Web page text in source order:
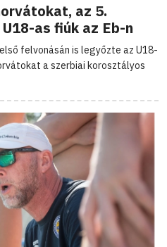
az 5.
as fiúk az Eb-n
felvonásán is legyőzte az U18-
a szerbiai korosztályos